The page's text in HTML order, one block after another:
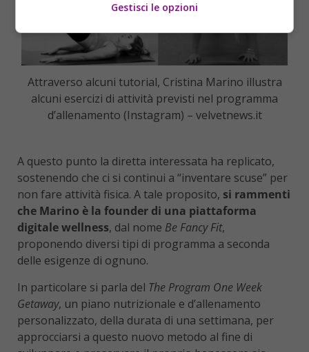
Attraverso alcuni tutorial, Cristina Marino illustra
alcuni esercizi di attività previsti nel programma
d’allenamento (Instagram) – velvetnews.it
A questo punto la diretta interessata ha replicato,
sostenendo che ci si continui a “inventare scuse” per
non fare attività fisica. A tale proposito, si rammenti
che Marino è la founder di una piattaforma
digitale wellness, dal nome Be Fancy Fit,
proponendo diversi tipi di programma a seconda
delle esigenze di ognuno.
In particolare si parla del The Program One Week
Getaway, un piano nutrizionale e d’allenamento
personalizzato, della durata di una settimana, per
approcciarsi a questo nuovo metodo al fine di
Gestisci le opzioni